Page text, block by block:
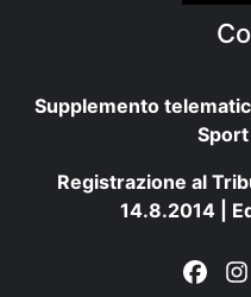
Supplemento
Registrazione al
14.8.2014 |